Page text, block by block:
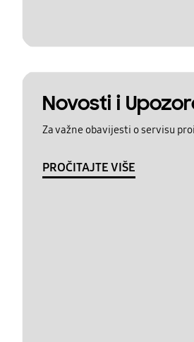
Novosti i
Za važne obavijesti o servisu
PROČITAJTE VIŠE